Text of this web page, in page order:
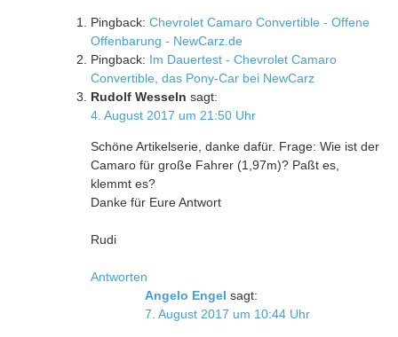
Pingback: Chevrolet Camaro Convertible - Offene
Offenbarung - NewCarz.de
Pingback: Im Dauertest - Chevrolet Camaro
Convertible, das Pony-Car bei NewCarz
Rudolf Wesseln sagt:
4. August 2017 um 21:50 Uhr
Schöne Artikelserie, danke dafür. Frage: Wie ist der
Camaro für große Fahrer (1,97m)? Paßt es,
klemmt es?
Danke für Eure Antwort
Rudi
Antworten
Angelo Engel sagt:
7. August 2017 um 10:44 Uhr